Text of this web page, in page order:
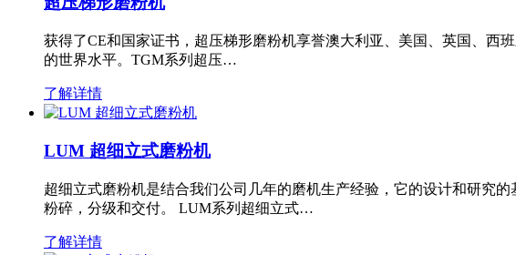
获得了CE和国家证书，超压梯形磨粉机享誉澳大利亚、美国、英国、西
的世界水平。TGM系列超压…
了解详情
LUM 超细立式磨粉机
超细立式磨粉机是结合我们公司几年的磨机生产经验，它的设计和研究
粉碎，分级和交付。 LUM系列超细立式…
了解详情